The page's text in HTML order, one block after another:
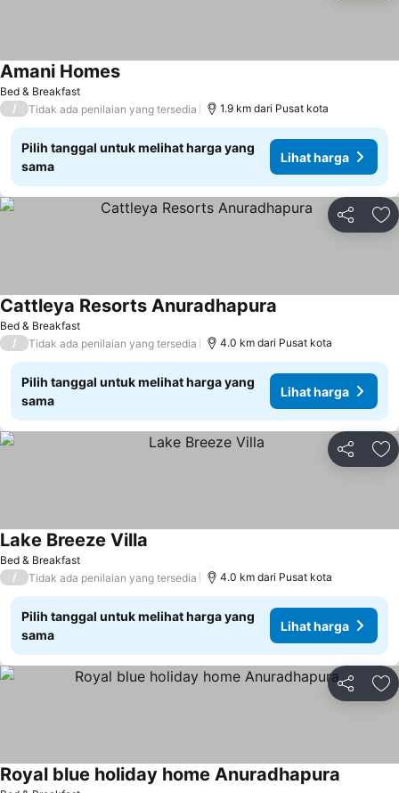
Bed & Breakfast
Amani Homes
/ Tidak ada penilaian yang tersedia 1.9 km dari Pusat kota
Pilih tanggal untuk melihat harga yang
sama
Lihat harga
Bagikan
Bed & Breakfast
Cattleya Resorts Anuradhapura
/ Tidak ada penilaian yang tersedia 4.0 km dari Pusat kota
Pilih tanggal untuk melihat harga yang
sama
Lihat harga
Bagikan
Bed & Breakfast
Lake Breeze Villa
/ Tidak ada penilaian yang tersedia 4.0 km dari Pusat kota
Pilih tanggal untuk melihat harga yang
sama
Lihat harga
Bagikan
Royal blue holiday home Anuradhapura